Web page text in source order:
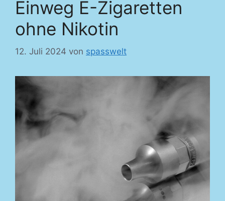
Einweg E-Zigaretten
ohne Nikotin
12. Juli 2024 von spasswelt